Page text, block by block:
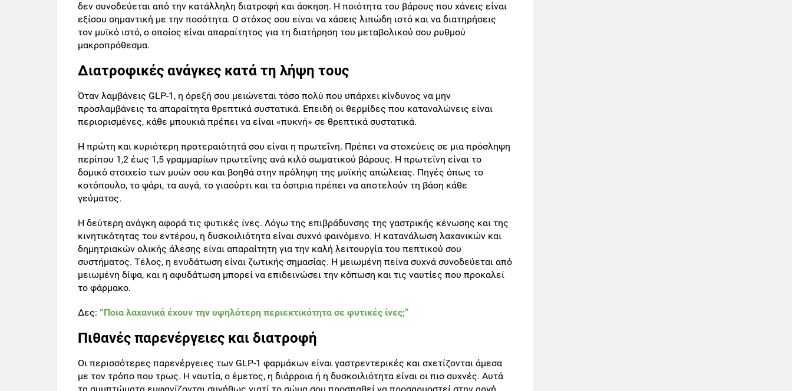
δεν συνοδεύεται από την κατάλληλη διατροφή και άσκηση. Η ποιότητα του βάρους που χάνεις είναι
εξίσου σημαντική με την ποσότητα. Ο στόχος σου είναι να χάσεις λιπώδη ιστό και να διατηρήσεις
τον μυϊκό ιστό, ο οποίος είναι απαραίτητος για τη διατήρηση του μεταβολικού σου ρυθμού
μακροπρόθεσμα.
Διατροφικές ανάγκες κατά τη λήψη τους
Όταν λαμβάνεις GLP-1, η όρεξή σου μειώνεται τόσο πολύ που υπάρχει κίνδυνος να μην
προσλαμβάνεις τα απαραίτητα θρεπτικά συστατικά. Επειδή οι θερμίδες που καταναλώνεις είναι
περιορισμένες, κάθε μπουκιά πρέπει να είναι «πυκνή» σε θρεπτικά συστατικά.
Η πρώτη και κυριότερη προτεραιότητά σου είναι η πρωτεΐνη. Πρέπει να στοχεύεις σε μια πρόσληψη
περίπου 1,2 έως 1,5 γραμμαρίων πρωτεΐνης ανά κιλό σωματικού βάρους. Η πρωτεΐνη είναι το
δομικό στοιχείο των μυών σου και βοηθά στην πρόληψη της μυϊκής απώλειας. Πηγές όπως το
κοτόπουλο, το ψάρι, τα αυγά, το γιαούρτι και τα όσπρια πρέπει να αποτελούν τη βάση κάθε
γεύματος.
Η δεύτερη ανάγκη αφορά τις φυτικές ίνες. Λόγω της επιβράδυνσης της γαστρικής κένωσης και της
κινητικότητας του εντέρου, η δυσκοιλιότητα είναι συχνό φαινόμενο. Η κατανάλωση λαχανικών και
δημητριακών ολικής άλεσης είναι απαραίτητη για την καλή λειτουργία του πεπτικού σου
συστήματος. Τέλος, η ενυδάτωση είναι ζωτικής σημασίας. Η μειωμένη πείνα συχνά συνοδεύεται από
μειωμένη δίψα, και η αφυδάτωση μπορεί να επιδεινώσει την κόπωση και τις ναυτίες που προκαλεί
το φάρμακο.
Δες: “Ποια λαχανικά έχουν την υψηλότερη περιεκτικότητα σε φυτικές ίνες;”
Πιθανές παρενέργειες και διατροφή
Οι περισσότερες παρενέργειες των GLP-1 φαρμάκων είναι γαστρεντερικές και σχετίζονται άμεσα
με τον τρόπο που τρως. Η ναυτία, ο έμετος, η διάρροια ή η δυσκοιλιότητα είναι οι πιο συχνές. Αυτά